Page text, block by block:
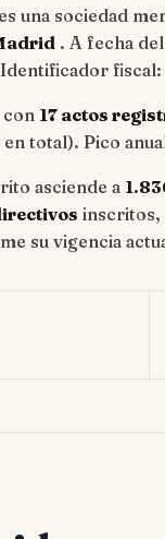
es una sociedad
. A fecha
fiscal:
con 17 actos
en total). Pico
asciende a
inscritos,
su vigencia